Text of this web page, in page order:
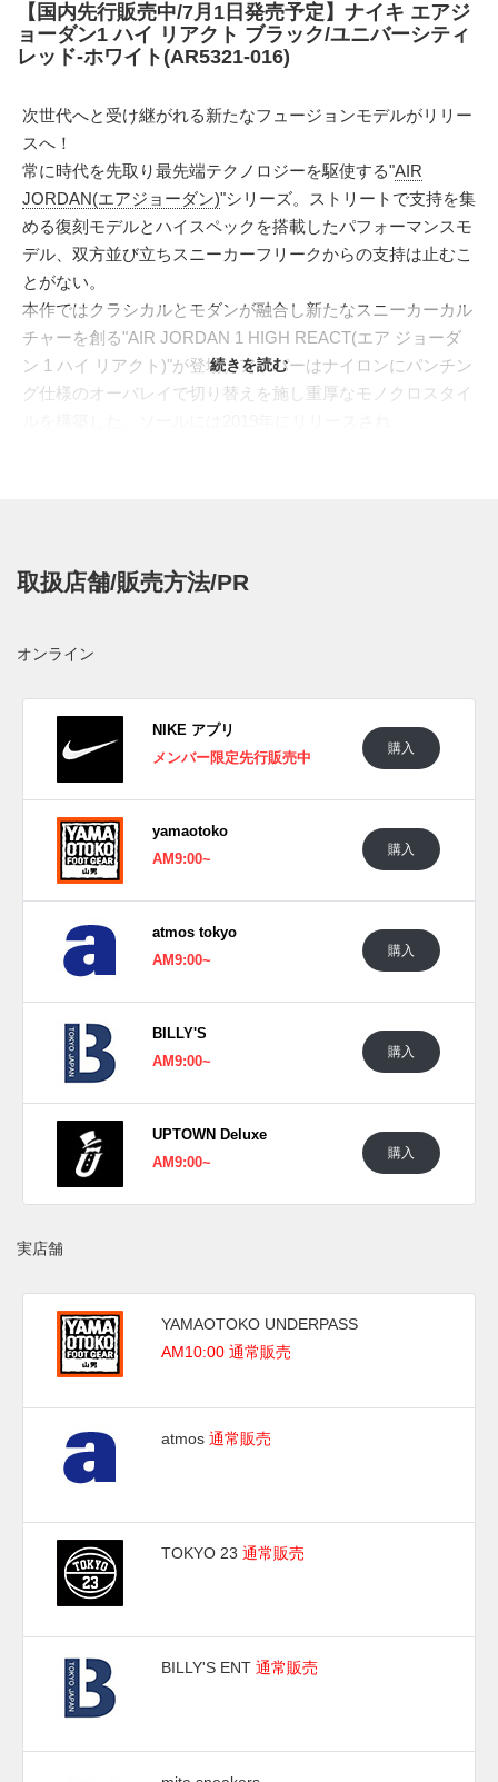
【国内先行販売中/7月1日発売予定】ナイキ エアジ
ョーダン1 ハイ リアクト ブラック/ユニバーシティ
レッド-ホワイト(AR5321-016)
次世代へと受け継がれる新たなフュージョンモデルがリリー
スへ！
常に時代を先取り最先端テクノロジーを駆使する"AIR
JORDAN(エアジョーダン)"シリーズ。ストリートで支持を集
める復刻モデルとハイスペックを搭載したパフォーマンスモ
デル、双方並び立ちスニーカーフリークからの支持は止むこ
とがない。
本作ではクラシカルとモダンが融合し新たなスニーカーカル
チャーを創る"AIR JORDAN 1 HIGH REACT(エア ジョーダ
ン 1 ハイ リアクト)"が登場。アッパーはナイロンにパンチン
グ仕様のオーバレイで切り替えを施し重厚なモノクロスタイ
した。ファットなシューレースに合わせた大きなアイレッ
などジョーダン取扱店にて発売予定。価格は18,360円(税
込)。 新たな情報がわかり次第スニーカーウォーズのLINE@
などで報告したい。
(pic. atmos_tokyo)
続きを読む
取扱店舗/販売方法/PR
オンライン
NIKE アプリ
メンバー限定先行販売中
購入
yamaotoko
AM9:00~
購入
atmos tokyo
AM9:00~
購入
BILLY'S
AM9:00~
購入
UPTOWN Deluxe
AM9:00~
購入
実店舗
YAMAOTOKO UNDERPASS
AM10:00 通常販売
atmos 通常販売
TOKYO 23 通常販売
BILLY'S ENT 通常販売